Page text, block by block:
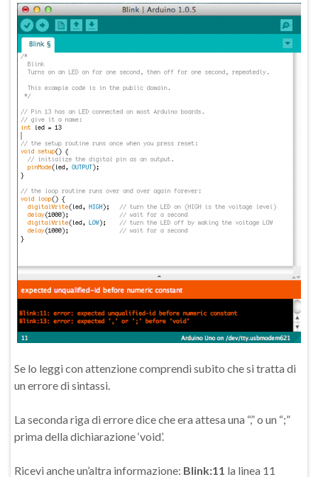
Se lo leggi con attenzione comprendi subito che si tratta di
un errore di sintassi.
La seconda riga di errore dice che era attesa una “,” o un “;”
prima della dichiarazione ‘void’.
Ricevi anche un’altra informazione: Blink:11 la linea 11